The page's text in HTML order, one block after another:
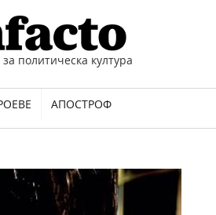
политическа култура
АПОСТРОФ